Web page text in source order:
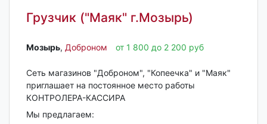
Грузчик ("Маяк" г.Мозырь)
Мозырь‎, Доброном от 1 800 до 2 200 руб
Сеть магазинов "Доброном", "Копеечка" и "Маяк"
приглашает на постоянное место работы
КОНТРОЛЕРА-КАССИРА
Мы предлагаем: